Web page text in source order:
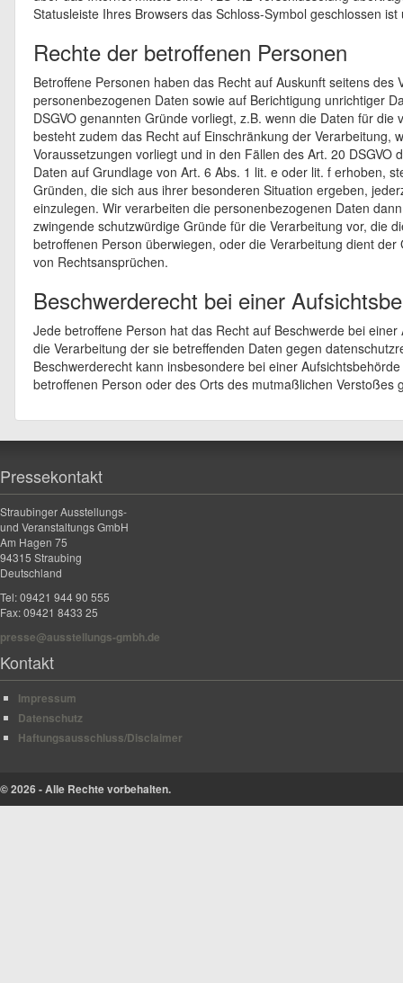
Statusleiste Ihres Browsers das Schloss-Symbol geschlossen
Rechte der betroffenen Personen
Betroffene Personen haben das Recht auf Auskunft seitens
personenbezogenen Daten sowie auf Berichtigung unrichtiger
DSGVO genannten Gründe vorliegt, z.B. wenn die Daten für
besteht zudem das Recht auf Einschränkung der Verarbeitung,
Voraussetzungen vorliegt und in den Fällen des Art. 20
Daten auf Grundlage von Art. 6 Abs. 1 lit. e oder lit. f erhoben,
Gründen, die sich aus ihrer besonderen Situation ergeben,
einzulegen. Wir verarbeiten die personenbezogenen Daten
zwingende schutzwürdige Gründe für die Verarbeitung vor, die
betroffenen Person überwiegen, oder die Verarbeitung dient
von Rechtsansprüchen.
Beschwerderecht bei einer
Jede betroffene Person hat das Recht auf Beschwerde bei
die Verarbeitung der sie betreffenden Daten gegen
Beschwerderecht kann insbesondere bei einer
betroffenen Person oder des Orts des mutmaßlichen Verstoßes
Pressekontakt
Straubinger Ausstellungs-
und Veranstaltungs GmbH
Am Hagen 75
94315 Straubing
Deutschland
Tel: 09421 944 90 555
Fax: 09421 8433 25
presse@ausstellungs-gmbh.de
Kontakt
Impressum
Datenschutz
Haftungsausschluss/Disclaimer
© 2026 - Alle Rechte vorbehalten.